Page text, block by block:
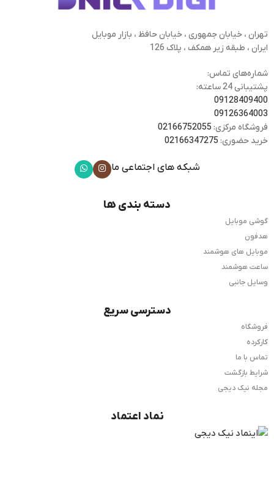
تهران ، خیابان جمهوری ، خیابان حافظ ، بازار موبایل
ایران ، طبقه زیر همکف ، پلاک 126
شماره‌های تماس:
پشتیبانی 24 ساعته:
09128409400
09126364003
فروشگاه مرکزی: 02166752055
خرید حضوری: 02166347275
شبکه های اجتماعی ما
دسته بندی ها
گوشی موبایل
هدفون
موبایل های هوشمند
ساعت هوشمند
وسایل جانبی
دسترسی سریع
فروشگاه
کارکرده
تماس با ما
شرایط بازگشت
مجله نیک دیجی
نماد اعتماد